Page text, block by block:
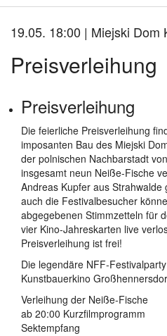
19.05. 18:00 | Miejski Dom
Preisverleihung
Preisverleihung
Die feierliche Preisverleihung
imposanten Bau des Miejski
der polnischen Nachbarstadt
insgesamt neun Neiße-Fische
Andreas Kupfer aus Strahwalde
auch die Festivalbesucher
abgegebenen Stimmzetteln für
vier Kino-Jahreskarten live
Preisverleihung ist frei!
Die legendäre NFF-
Kunstbauerkino
Verleihung der Neiße-Fische
ab 20:00 Kurzfilmprogramm
Sektempfang